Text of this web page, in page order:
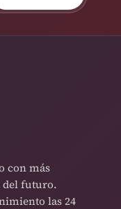
con más
del futuro.
las 24